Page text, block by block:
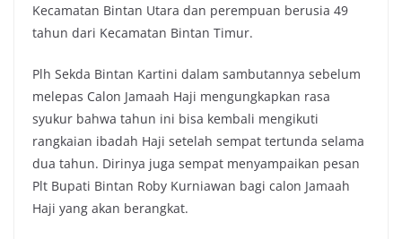
Kecamatan Bintan Utara dan perempuan berusia 49
tahun dari Kecamatan Bintan Timur.
Plh Sekda Bintan Kartini dalam sambutannya sebelum
melepas Calon Jamaah Haji mengungkapkan rasa
syukur bahwa tahun ini bisa kembali mengikuti
rangkaian ibadah Haji setelah sempat tertunda selama
dua tahun. Dirinya juga sempat menyampaikan pesan
Plt Bupati Bintan Roby Kurniawan bagi calon Jamaah
Haji yang akan berangkat.